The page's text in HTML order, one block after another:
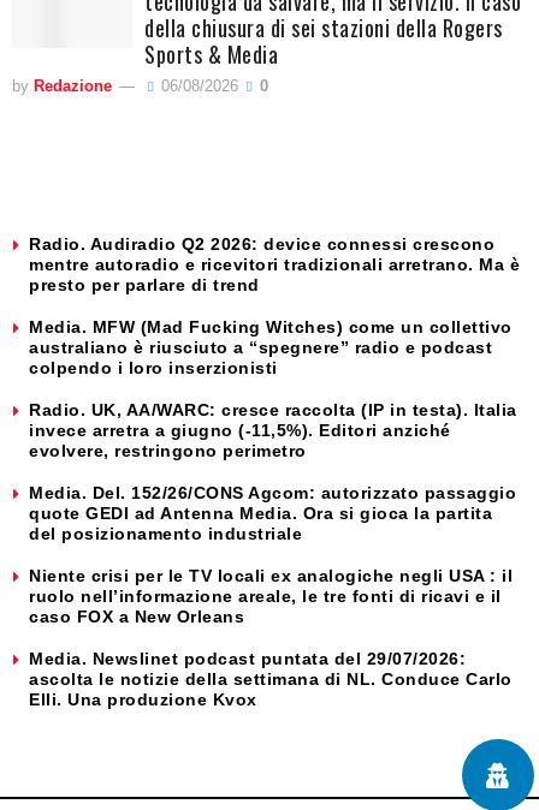
della chiusura di sei stazioni della Rogers
Sports & Media
by Redazione 06/08/2026 0
Radio. Audiradio Q2 2026: device connessi crescono
mentre autoradio e ricevitori tradizionali arretrano. Ma è
presto per parlare di trend
Media. MFW (Mad Fucking Witches) come un collettivo
australiano è riusciuto a “spegnere” radio e podcast
colpendo i loro inserzionisti
Radio. UK, AA/WARC: cresce raccolta (IP in testa). Italia
invece arretra a giugno (-11,5%). Editori anziché
evolvere, restringono perimetro
Media. Del. 152/26/CONS Agcom: autorizzato passaggio
quote GEDI ad Antenna Media. Ora si gioca la partita
del posizionamento industriale
Niente crisi per le TV locali ex analogiche negli USA : il
ruolo nell’informazione areale, le tre fonti di ricavi e il
caso FOX a New Orleans
Media. Newslinet podcast puntata del 29/07/2026:
ascolta le notizie della settimana di NL. Conduce Carlo
Elli. Una produzione Kvox